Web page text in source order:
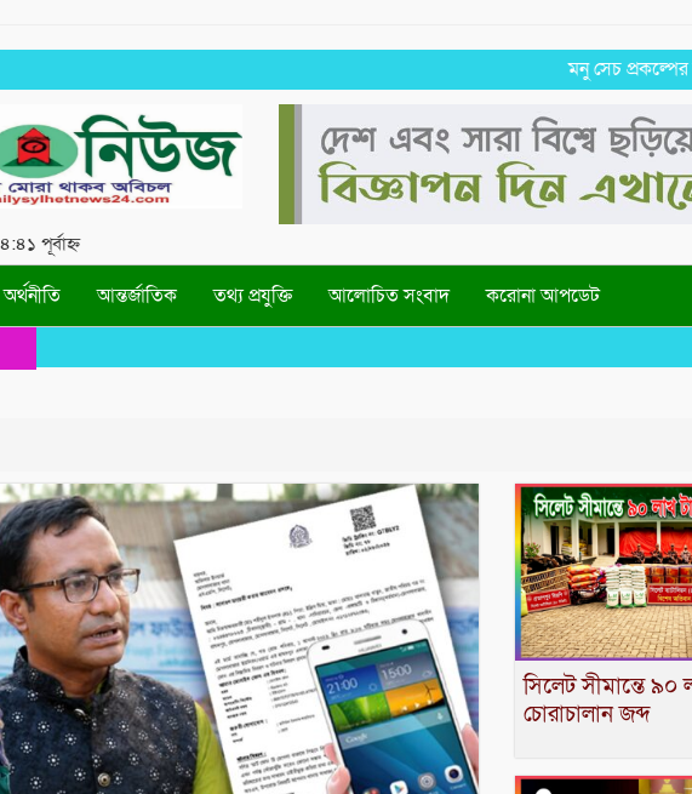
মনু সেচ প্রকল্পের
পূর্বাহ্ন
অর্থনীতি আন্তর্জাতিক তথ্য প্রযুক্তি আলোচিত সংবাদ
করোনা আপডেট
সিলেট সীমান্তে ৯০
চোরাচালান জব্দ